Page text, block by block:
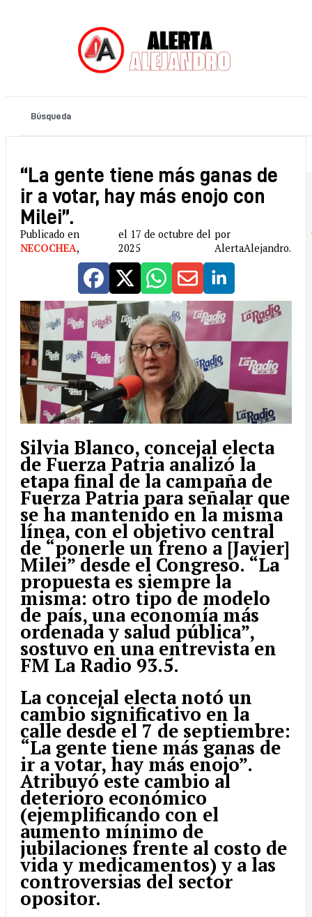
“La gente tiene más ganas de
ir a votar, hay más enojo con
Milei”.
Publicado en
NECOCHEA,
el 17 de octubre del
2025
por
AlertaAlejandro.
Silvia Blanco, concejal electa
de Fuerza Patria analizó la
etapa final de la campaña de
Fuerza Patria para señalar que
se ha mantenido en la misma
línea, con el objetivo central
de “ponerle un freno a [Javier]
Milei” desde el Congreso. “La
propuesta es siempre la
misma: otro tipo de modelo
de país, una economía más
ordenada y salud pública”,
sostuvo en una entrevista en
FM La Radio 93.5.
La concejal electa notó un
cambio significativo en la
calle desde el 7 de septiembre:
“La gente tiene más ganas de
ir a votar, hay más enojo”.
Atribuyó este cambio al
deterioro económico
(ejemplificando con el
aumento mínimo de
jubilaciones frente al costo de
vida y medicamentos) y a las
controversias del sector
opositor.